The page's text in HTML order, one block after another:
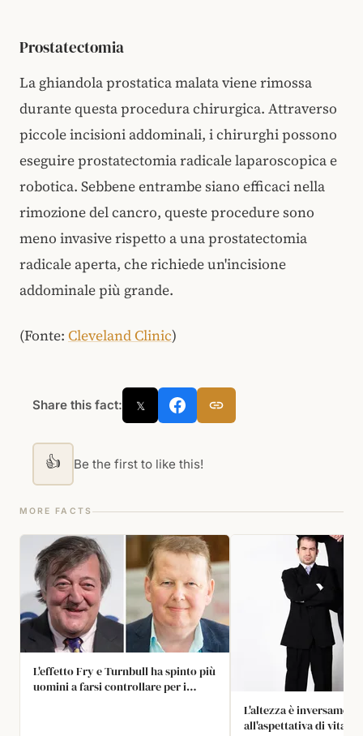
Prostatectomia
La ghiandola prostatica malata viene rimossa
durante questa procedura chirurgica. Attraverso
piccole incisioni addominali, i chirurghi possono
eseguire prostatectomia radicale laparoscopica e
robotica. Sebbene entrambe siano efficaci nella
rimozione del cancro, queste procedure sono
meno invasive rispetto a una prostatectomia
radicale aperta, che richiede un'incisione
addominale più grande.
(Fonte: Cleveland Clinic)
Share this fact: 𝕏
👍 Be the first to like this!
MORE FACTS
L'effetto Fry e Turnbull ha spinto più
uomini a farsi controllare per i
L'altezza è
all'aspettativa di vita: